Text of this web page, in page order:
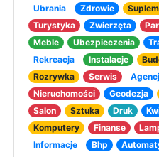
Ubrania
Zdrowie
Turystyka
Zwierzęta
Meble
Ubezpieczenia
Rekreacja
Instalacje
Rozrywka
Serwis
Nieruchomości
Geodezja
Salon
Sztuka Druk
Komputery
Finanse
Informacje
Bhp